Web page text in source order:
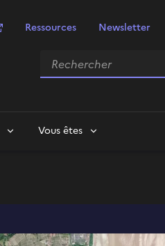
Ressources Newsletter
Rechercher
Vous êtes